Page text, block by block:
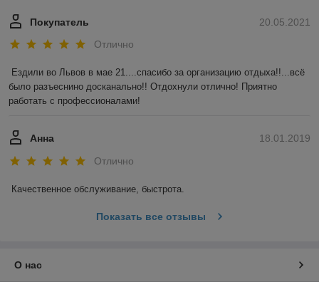
20.05.2021
Покупатель
Отлично
Ездили во Львов в мае 21....спасибо за организацию отдыха!!...всё
было разъеснино досканально!! Отдохнули отлично! Приятно
работать с профессионалами!
18.01.2019
Анна
Отлично
Качественное обслуживание, быстрота.
Показать все отзывы
О нас